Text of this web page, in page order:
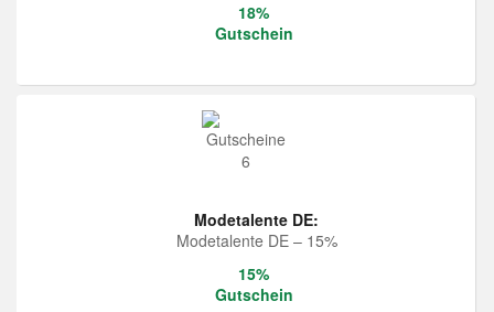
18%
Gutschein
Modetalente DE:
Modetalente DE – 15%
15%
Gutschein